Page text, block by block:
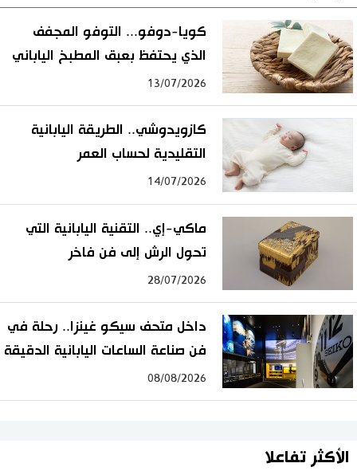
كويا-دوفو... التوفو المجفف
الذي يحتفظ بعبق المطبخ الياباني
13/07/2026
كازويدوشي.. الطريقة اليابانية
التقليدية لحساب العمر
14/07/2026
ماكي-إي.. التقنية اليابانية التي
تحول الرش إلى فن فاخر
28/07/2026
داخل متحف سيكو غينزا.. رحلة في
فن صناعة الساعات اليابانية الدقيقة
08/08/2026
الأكثر تفاعلا